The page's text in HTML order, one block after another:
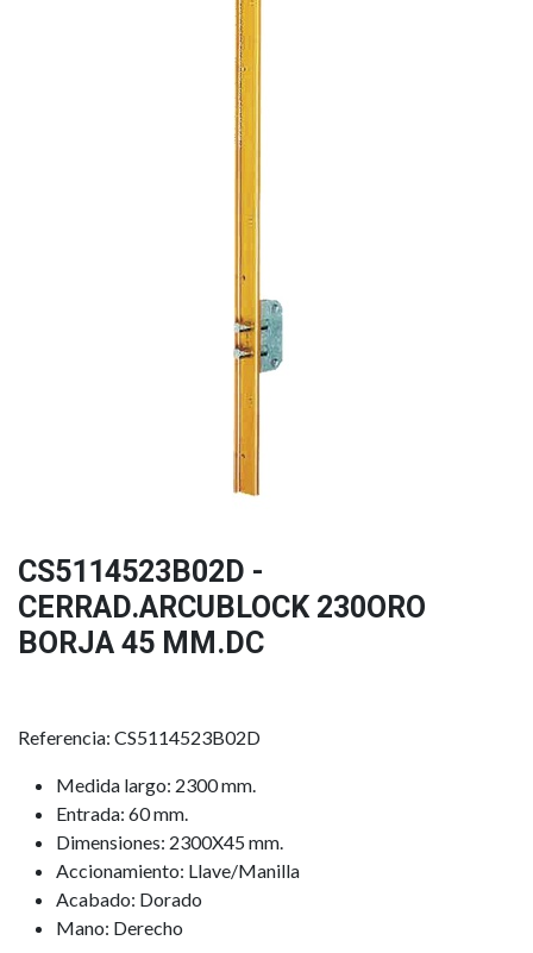
CS5114523B02D -
CERRAD.ARCUBLOCK 230ORO
BORJA 45 MM.DC
Referencia: CS5114523B02D
Medida largo: 2300 mm.
Entrada: 60 mm.
Dimensiones: 2300X45 mm.
Accionamiento: Llave/Manilla
Acabado: Dorado
Mano: Derecho